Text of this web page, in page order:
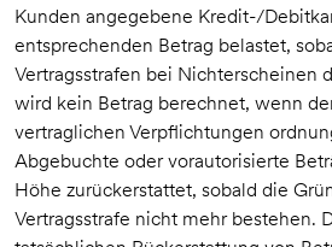
Kunden angegebene Kredit-/
entsprechenden Betrag belastet,
Vertragsstrafen bei Nichterscheinen
wird kein Betrag berechnet, wenn
vertraglichen Verpflichtungen
Abgebuchte oder vorautorisierte
Höhe zurückerstattet, sobald die
Vertragsstrafe nicht mehr bestehen.